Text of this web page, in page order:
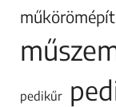
pedikűr